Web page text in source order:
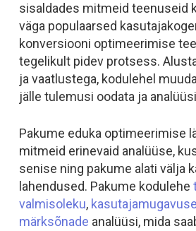
sisaldades mitmeid teenuseid
väga populaarsed
konversiooni optimeerimise
tegelikult pidev protsess.
ja vaatlustega, kodulehel
jälle tulemusi oodata ja
Pakume eduka optimeerimise
mitmeid erinevaid analüüse,
senise ning pakume alati välja
lahendused. Pakume kodulehe
valmisoleku, kasutajamugavuse
märksõnade analüüsi, mida